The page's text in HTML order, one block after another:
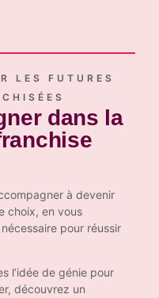
LES FUTURES
dans la
à devenir
choix, en vous
pour réussir
l’idée de génie pour
découvrez un